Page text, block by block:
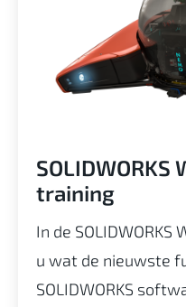
SOLIDWORKS
training
In de
u wat de nieuwste
SOLIDWORKS